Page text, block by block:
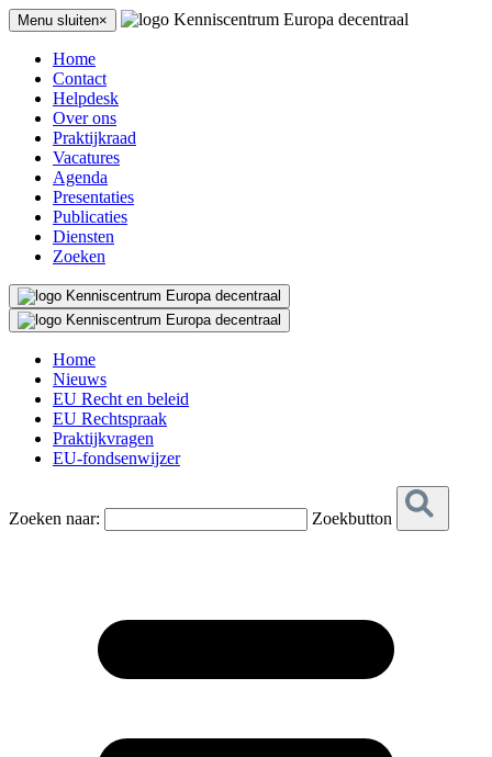
Menu sluiten×
Home
Contact
Helpdesk
Over ons
Praktijkraad
Vacatures
Agenda
Presentaties
Publicaties
Diensten
Zoeken
Home
Nieuws
EU Recht en beleid
EU Rechtspraak
Praktijkvragen
EU-fondsenwijzer
Zoeken naar: Zoekbutton